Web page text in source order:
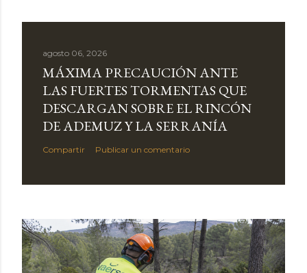
agosto 06, 2026
MÁXIMA PRECAUCIÓN ANTE
LAS FUERTES TORMENTAS QUE
DESCARGAN SOBRE EL RINCÓN
DE ADEMUZ Y LA SERRANÍA
Compartir Publicar un comentario